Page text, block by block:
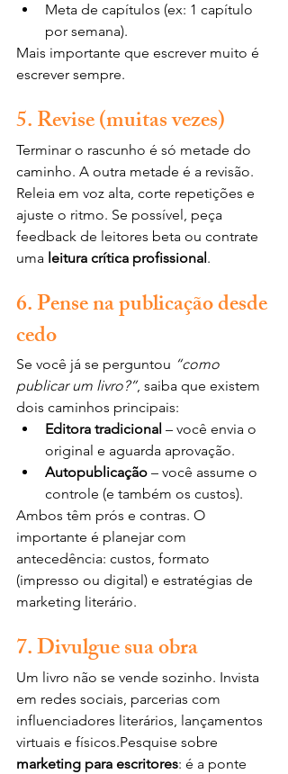
Meta de capítulos (ex: 1 capítulo
por semana).
Mais importante que escrever muito é
escrever sempre.
5. Revise (muitas vezes)
Terminar o rascunho é só metade do
caminho. A outra metade é a revisão.
Releia em voz alta, corte repetições e
ajuste o ritmo. Se possível, peça
feedback de leitores beta ou contrate
uma leitura crítica profissional .
6. Pense na publicação desde
cedo
Se você já se perguntou “como
publicar um livro?”, saiba que existem
dois caminhos principais:
Editora tradicional – você envia o
original e aguarda aprovação.
Autopublicação – você assume o
controle (e também os custos).
Ambos têm prós e contras. O
importante é planejar com
antecedência: custos, formato
(impresso ou digital) e estratégias de
marketing literário.
7. Divulgue sua obra
Um livro não se vende sozinho. Invista
em redes sociais, parcerias com
influenciadores literários, lançamentos
virtuais e físicos.Pesquise sobre
marketing para escritores: é a ponte